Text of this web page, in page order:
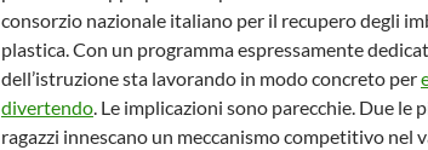
consorzio nazionale italiano per il recupero degli
plastica. Con un programma espressamente
dell’istruzione sta lavorando in modo concreto per
divertendo. Le implicazioni sono parecchie. Due le
ragazzi innescano un meccanismo competitivo nel